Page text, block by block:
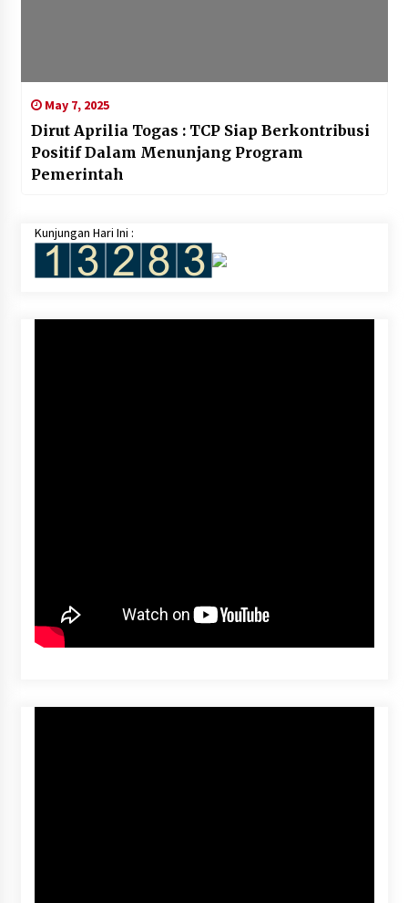
May 7, 2025
Dirut Aprilia Togas : TCP Siap Berkontribusi
Positif Dalam Menunjang Program
Pemerintah
Kunjungan Hari Ini :